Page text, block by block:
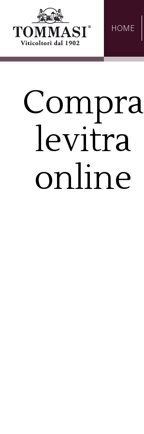
HOME
Compra
levitra
online